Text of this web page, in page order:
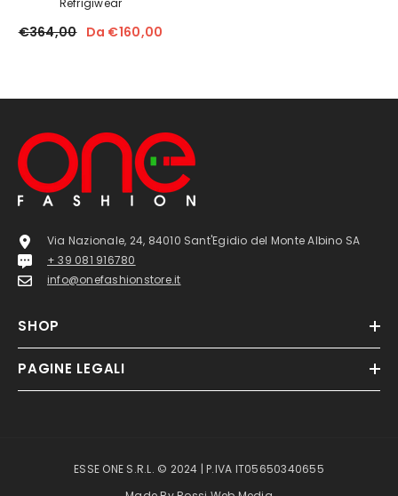
Refrigiwear
€364,00 Da €160,00
Via Nazionale, 24, 84010 Sant'Egidio del Monte Albino SA
+ 39 081 916780
info@onefashionstore.it
SHOP
PAGINE LEGALI
ESSE ONE S.R.L. © 2024 | P.IVA IT05650340655